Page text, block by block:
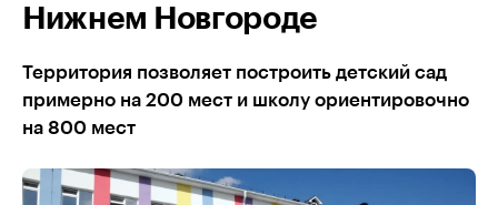
Нижнем Новгороде
Территория позволяет построить детский сад
примерно на 200 мест и школу ориентировочно
на 800 мест